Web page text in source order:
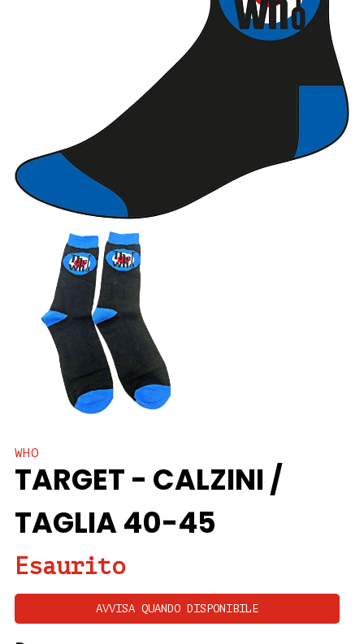
WHO
TARGET - CALZINI /
TAGLIA 40-45
Esaurito
AVVISA QUANDO DISPONIBILE